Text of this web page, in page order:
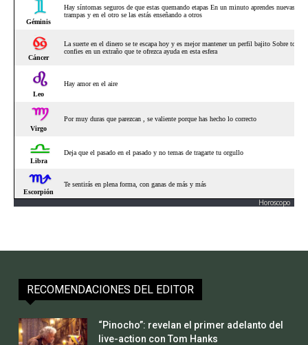
Horoscopo
RECOMENDACIONES DEL EDITOR
“Pinocho”: revelan el primer adelanto del
live-action con Tom Hanks